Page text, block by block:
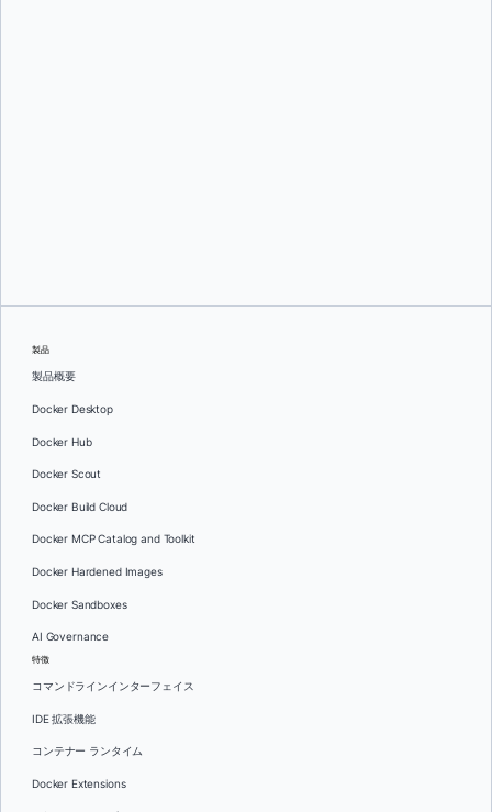
製品
製品概要
Docker Desktop
Docker Hub
Docker Scout
Docker Build Cloud
Docker MCP Catalog and Toolkit
Docker Hardened Images
Docker Sandboxes
AI Governance
特徴
コマンドラインインターフェイス
IDE 拡張機能
コンテナー ランタイム
Docker Extensions